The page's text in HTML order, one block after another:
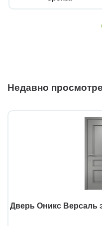
Недавно
Дверь Оникс Версаль